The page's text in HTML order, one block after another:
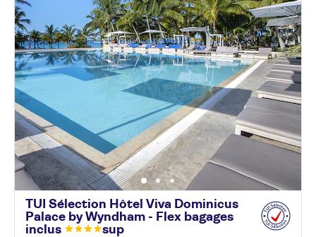
TUI Sélection Hôtel Viva Dominicus
Palace by Wyndham - Flex bagages
inclus
sup